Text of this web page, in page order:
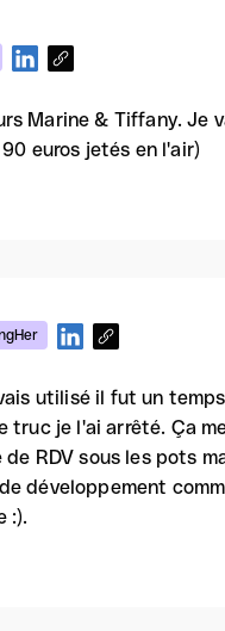
Marine & Tiffany. Je
euros jetés en l'air)
utilisé il fut un
je l'ai arrêté. Ça
RDV sous les pots
développement
:).